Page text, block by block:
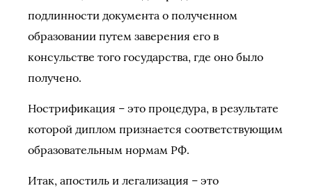
подлинности документа о полученном
образовании путем заверения его в
консульстве того государства, где оно было
получено.
Нострификация – это процедура, в результате
которой диплом признается соответствующим
образовательным нормам РФ.
Итак, апостиль и легализация – это